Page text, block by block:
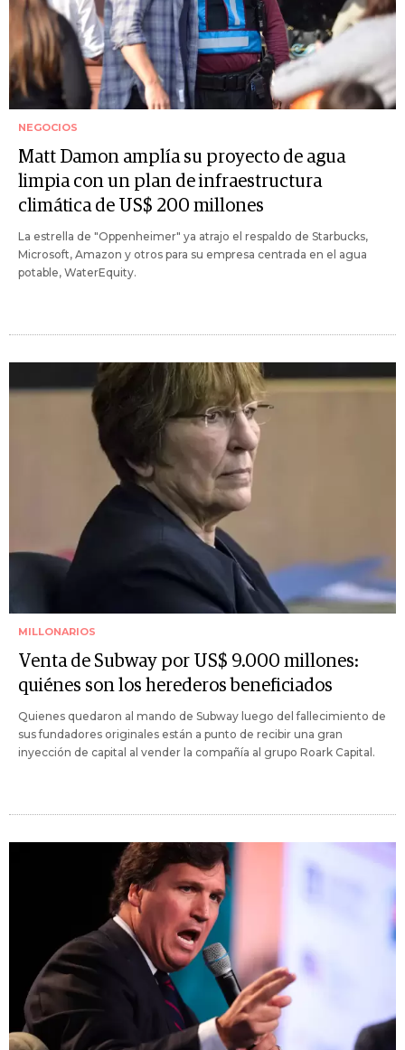
NEGOCIOS
Matt Damon amplía su proyecto de agua
limpia con un plan de infraestructura
climática de US$ 200 millones
La estrella de "Oppenheimer" ya atrajo el respaldo de Starbucks,
Microsoft, Amazon y otros para su empresa centrada en el agua
potable, WaterEquity.
MILLONARIOS
Venta de Subway por US$ 9.000 millones:
quiénes son los herederos beneficiados
Quienes quedaron al mando de Subway luego del fallecimiento de
sus fundadores originales están a punto de recibir una gran
inyección de capital al vender la compañía al grupo Roark Capital.